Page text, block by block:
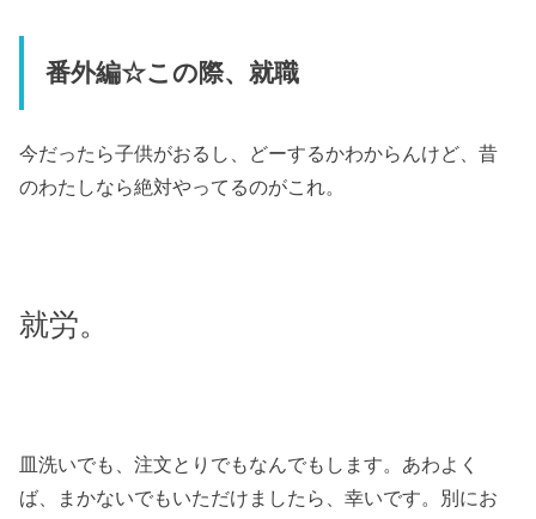
番外編☆この際、就職
今だったら子供がおるし、どーするかわからんけど、昔
のわたしなら絶対やってるのがこれ。
就労。
皿洗いでも、注文とりでもなんでもします。あわよく
ば、まかないでもいただけましたら、幸いです。別にお